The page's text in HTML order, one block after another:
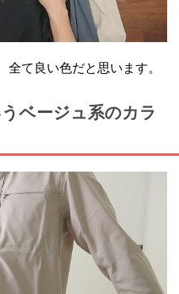
て良い色だと思います。
ベージュ系のカラ